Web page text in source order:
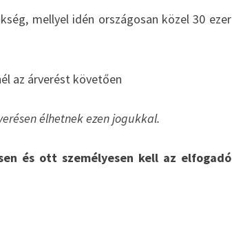
mellyel idén országosan közel 30 ezer
az árverést követően
élhetnek ezen jogukkal.
és ott személyesen kell az elfogadó